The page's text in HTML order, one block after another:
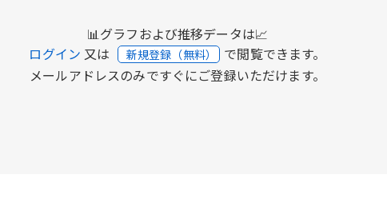
📊グラフおよび推移データは📈
ログイン 又は 新規登録（無料） で閲覧できます。
メールアドレスのみですぐにご登録いただけます。